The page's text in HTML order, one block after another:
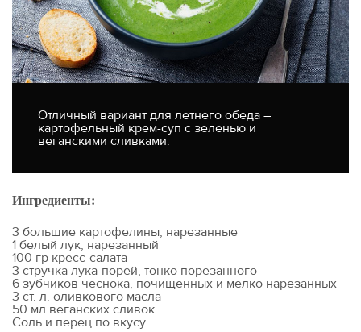
Отличный вариант для летнего обеда –
картофельный крем-суп с зеленью и
веганскими сливками.
Ингредиенты:
3 большие картофелины, нарезанные
1 белый лук, нарезанный
100 гр кресс-салата
3 стручка лука-порей, тонко порезанного
6 зубчиков чеснока, почищенных и мелко нарезанных
3 ст. л. оливкового масла
50 мл веганских сливок
Соль и перец по вкусу